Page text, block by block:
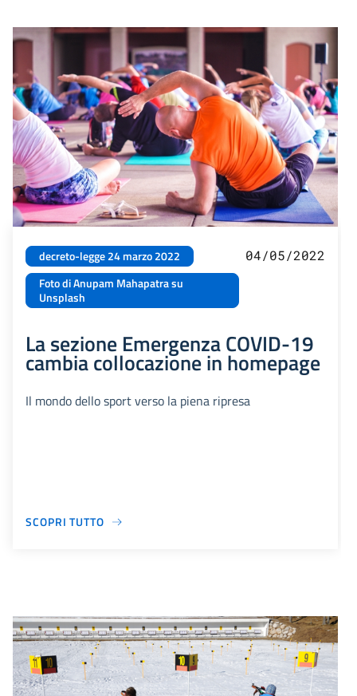
decreto-legge 24 marzo 2022
Foto di Anupam Mahapatra su
Unsplash
04/05/2022
La sezione Emergenza COVID-19
cambia collocazione in homepage
Il mondo dello sport verso la piena ripresa
SCOPRI TUTTO